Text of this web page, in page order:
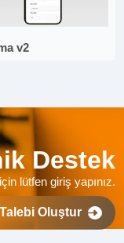
v2
Destek
lütfen giriş yapınız.
Talebi Oluştur